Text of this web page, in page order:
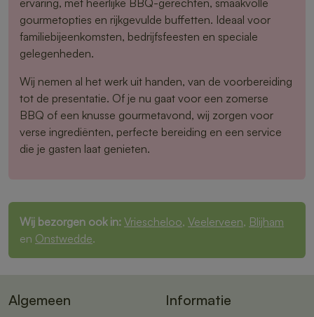
ervaring, met heerlijke BBQ-gerechten, smaakvolle
gourmetopties en rijkgevulde buffetten. Ideaal voor
familiebijeenkomsten, bedrijfsfeesten en speciale
gelegenheden.
Wij nemen al het werk uit handen, van de voorbereiding
tot de presentatie. Of je nu gaat voor een zomerse
BBQ of een knusse gourmetavond, wij zorgen voor
verse ingrediënten, perfecte bereiding en een service
die je gasten laat genieten.
Wij bezorgen ook in: Vriescheloo, Veelerveen, Blijham
en Onstwedde.
Algemeen Informatie